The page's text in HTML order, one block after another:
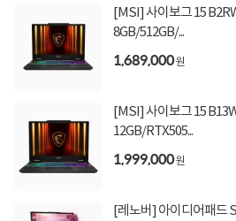
[MSI] 사이보그 15
8GB/512GB/...
1,689,000원
[MSI] 사이보그 15
12GB/RTX505...
1,999,000원
[레노버] 아이디어패드
상세정보를